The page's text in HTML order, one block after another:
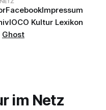
FacebookImpressum
IOCO Kultur Lexikon
Ghost
im Netz